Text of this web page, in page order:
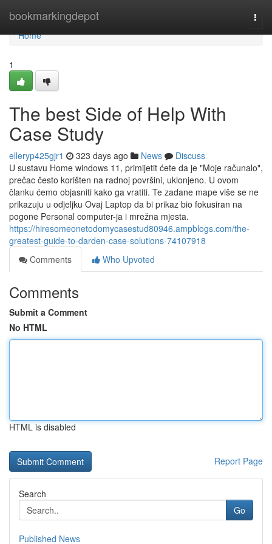
bookmarkingdepot
Home
Home
1
The best Side of Help With
Case Study
elleryp425gjr1 323 days ago News
Discuss
U sustavu Home windows 11, primijetit ćete da je "Moje računalo",
prečac često korišten na radnoj površini, uklonjeno. U ovom
članku ćemo objasniti kako ga vratiti. Te zadane mape više se ne
prikazuju u odjeljku Ovaj Laptop da bi prikaz bio fokusiran na
pogone Personal computer-ja i mrežna mjesta.
https://hiresomeonetodomycasestud80946.ampblogs.com/the-
greatest-guide-to-darden-case-solutions-74107918
Comments
Who Upvoted
Comments
Submit a Comment
No HTML
HTML is disabled
Report Page
Search
Go
Published News